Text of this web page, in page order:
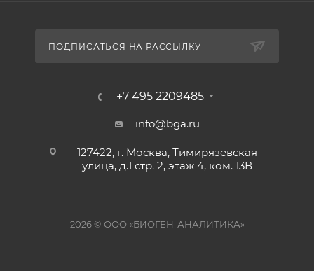
ПОДПИСАТЬСЯ НА РАССЫЛКУ
+7 495 2209485
info@bga.ru
127422, г. Москва, Тимирязевская
улица, д.1 стр. 2, этаж 4, ком. 13В
2026 © ООО «БИОГЕН-АНАЛИТИКА»